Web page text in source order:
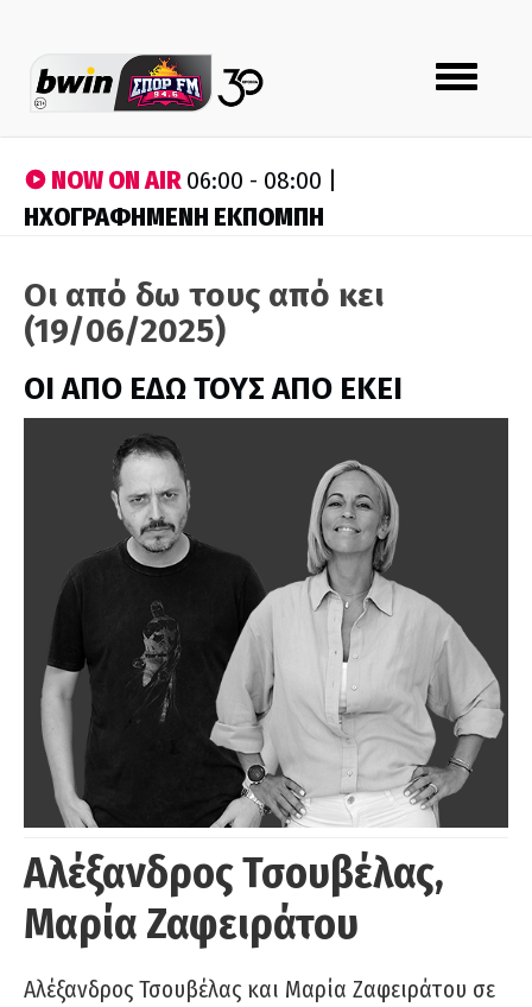
Toggle
navigation
NOW ON AIR06:00 - 08:00 |
ΗΧΟΓΡΑΦΗΜΕΝΗ ΕΚΠΟΜΠΗ
Οι από δω τους από κει
(19/06/2025)
ΟΙ ΑΠΟ ΕΔΩ ΤΟΥΣ ΑΠΟ ΕΚΕΙ
Αλέξανδρος Τσουβέλας,
Μαρία Ζαφειράτου
Αλέξανδρος Τσουβέλας και Μαρία Ζαφειράτου σε